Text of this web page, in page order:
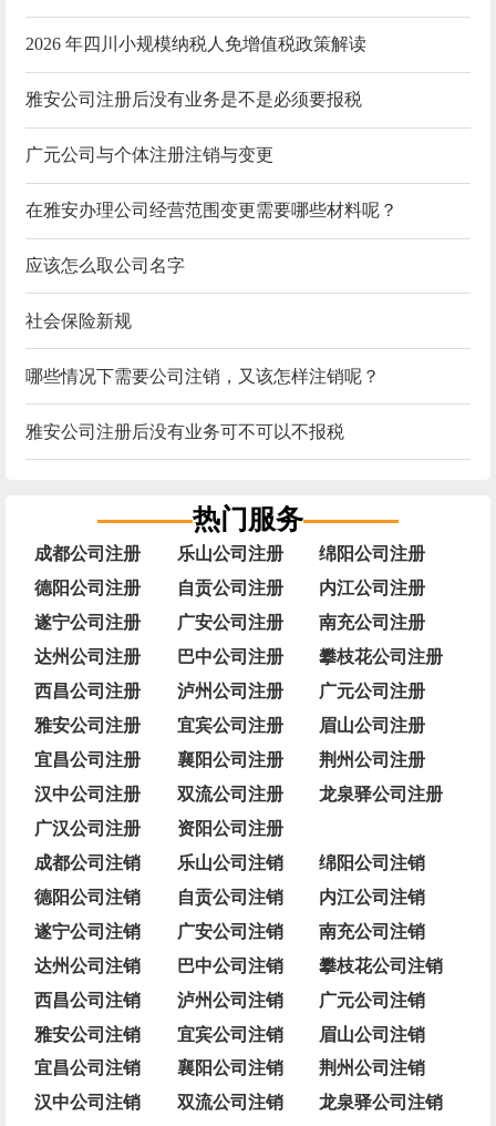
2026 年四川小规模纳税人免增值税政策解读
雅安公司注册后没有业务是不是必须要报税
广元公司与个体注册注销与变更
在雅安办理公司经营范围变更需要哪些材料呢？
应该怎么取公司名字
社会保险新规
哪些情况下需要公司注销，又该怎样注销呢？
雅安公司注册后没有业务可不可以不报税
热门服务
成都公司注册 乐山公司注册
绵阳公司注册
德阳公司注册
自贡公司注册
内江公司注册
遂宁公司注册
广安公司注册
南充公司注册
达州公司注册
巴中公司注册
攀枝花公司注册
西昌公司注册
泸州公司注册
广元公司注册
雅安公司注册
宜宾公司注册
眉山公司注册
宜昌公司注册
襄阳公司注册
荆州公司注册
汉中公司注册
双流公司注册
龙泉驿公司注册
广汉公司注册
资阳公司注册
成都公司注销
乐山公司注销
绵阳公司注销
德阳公司注销
自贡公司注销
内江公司注销
遂宁公司注销
广安公司注销
南充公司注销
达州公司注销
巴中公司注销
攀枝花公司注销
西昌公司注销
泸州公司注销
广元公司注销
雅安公司注销
宜宾公司注销
眉山公司注销
宜昌公司注销
襄阳公司注销
荆州公司注销
汉中公司注销
双流公司注销
龙泉驿公司注销